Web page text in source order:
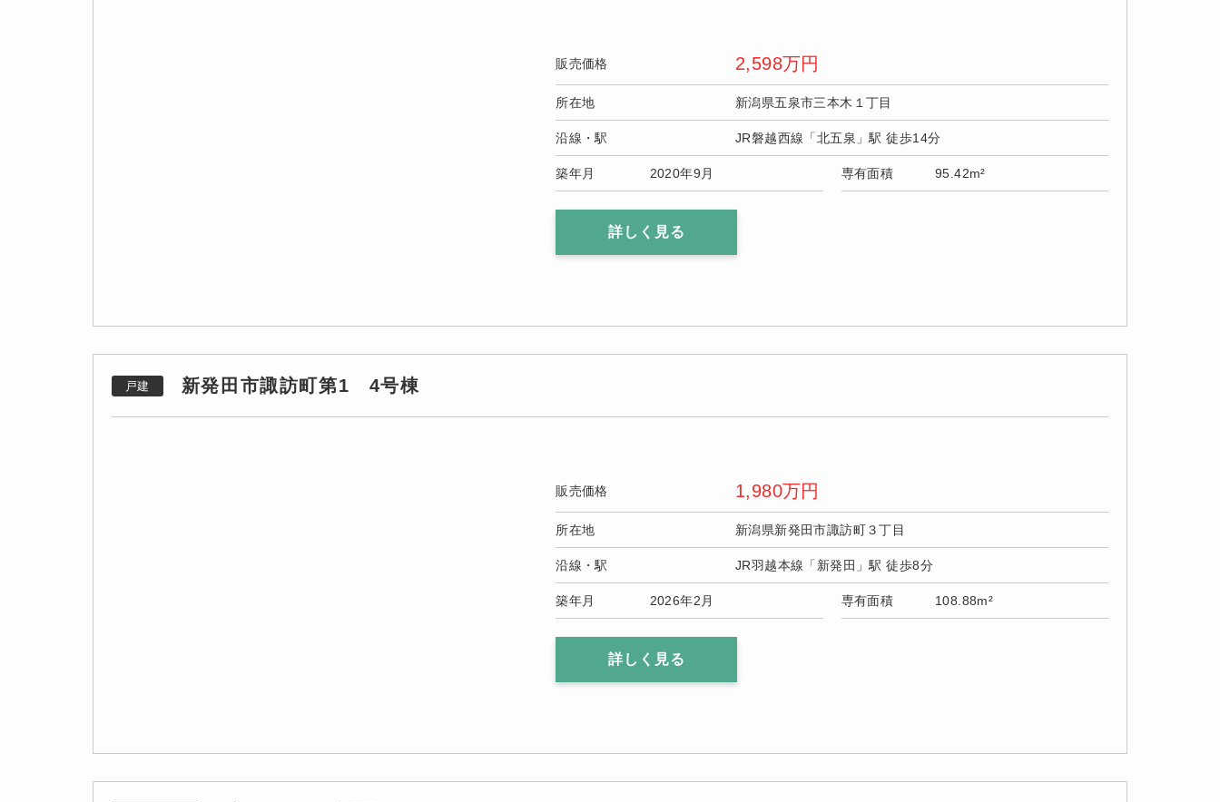
販売価格 2,598万円
所在地 新潟県五泉市三本木１丁目
沿線・駅 JR磐越西線「北五泉」駅 徒歩14分
築年月 2020年9月 専有面積 95.42m²
詳しく見る
戸建 新発田市諏訪町第1 4号棟
販売価格 1,980万円
所在地 新潟県新発田市諏訪町３丁目
沿線・駅 JR羽越本線「新発田」駅 徒歩8分
築年月 2026年2月 専有面積 108.88m²
詳しく見る